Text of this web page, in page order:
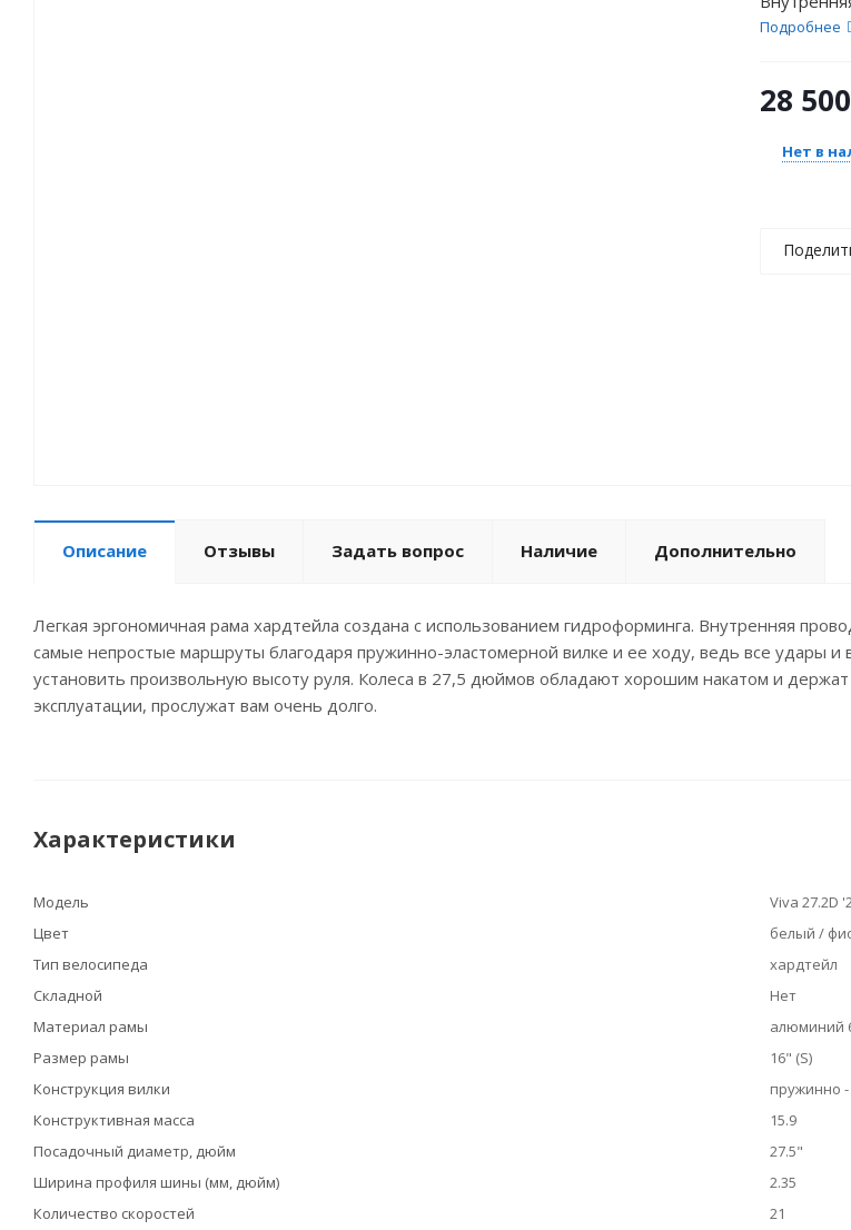
Подробнее
28 500
Нет в
Описание Отзывы Задать вопрос Наличие Дополнительно
Легкая эргономичная рама хардтейла создана с использованием гидроформинга. Внутренняя
самые непростые маршруты благодаря пружинно-эластомерной вилке и ее ходу, ведь все удары и
установить произвольную высоту руля. Колеса в 27,5 дюймов обладают хорошим накатом и
эксплуатации, прослужат вам очень долго.
Характеристики
Модель
Viva 27.2D
Цвет
белый /
Тип велосипеда
хардтейл
Складной
Нет
Материал рамы
алюминий
Размер рамы
16" (S)
Конструкция вилки
пружинно
Конструктивная масса
15.9
Посадочный диаметр, дюйм
27.5"
Ширина профиля шины (мм, дюйм)
2.35
Количество скоростей
21